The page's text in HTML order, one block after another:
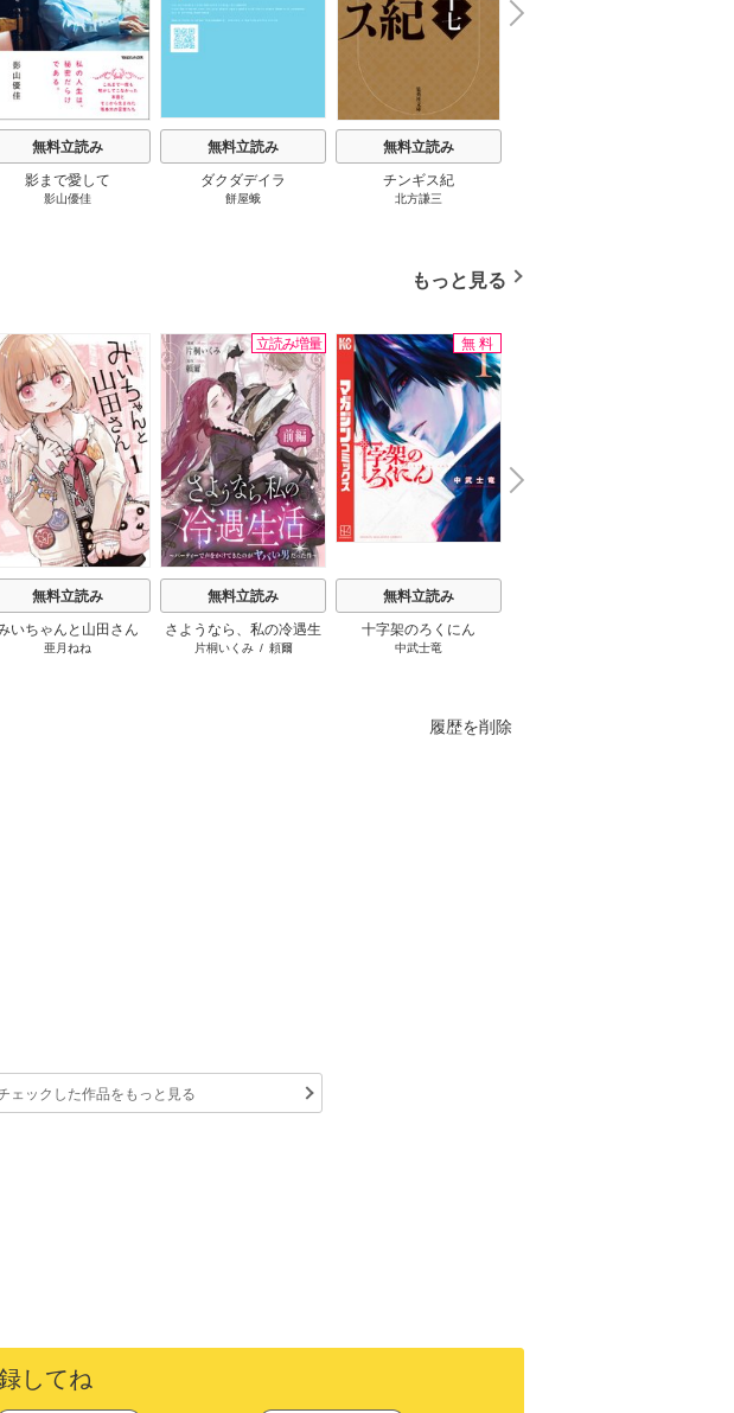
無料立読み
影まで愛して
影山優佳
無料立読み
ダクダデイラ
餅屋蛾
無料立読み
チンギス紀
北方謙三
N
x
もっと見る
無料立読み
いちゃんと山田さん
亜月ねね
立読み増量
無料立読み
さようなら、私の冷遇生
活 ～パーティーで声をか
片桐いくみ/ 頼爾
無料
無料立読み
十字架のろくにん
中武士竜
N
e
x
t
履歴を削除
ェックした作品をもっと見る
してね